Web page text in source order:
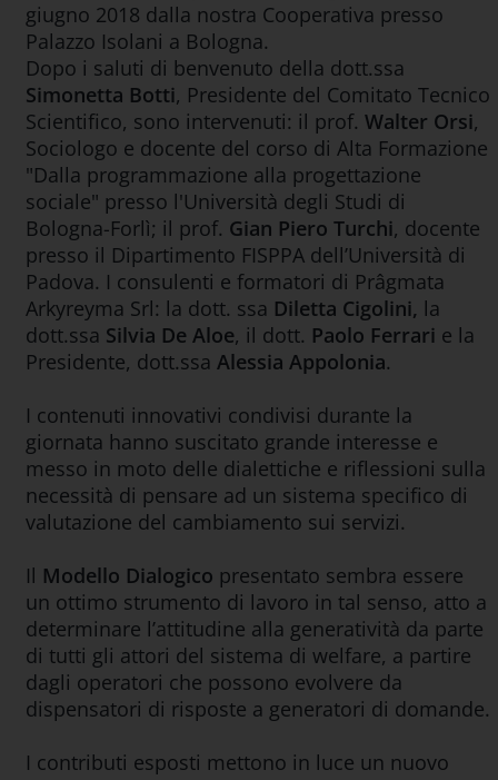
giugno 2018 dalla nostra Cooperativa presso
Palazzo Isolani a Bologna.
Dopo i saluti di benvenuto della dott.ssa
Simonetta Botti, Presidente del Comitato Tecnico
Scientifico, sono intervenuti: il prof.Walter Orsi,
Sociologo e docente del corso di Alta Formazione
"Dalla programmazione alla progettazione
sociale" presso l'Università degli Studi di
Bologna-Forlì; il prof. Gian Piero Turchi, docente
presso il Dipartimento FISPPA dell’Università di
Padova. I consulenti e formatori di Prâgmata
Arkyreyma Srl: la dott. ssa Diletta Cigolini, la
dott.ssa Silvia De Aloe, il dott. Paolo Ferrari e la
Presidente, dott.ssaAlessia Appolonia.
I contenuti innovativi condivisi durante la
giornata hanno suscitato grande interesse e
messo in moto delle dialettiche e riflessioni sulla
necessità di pensare ad un sistema specifico di
valutazione del cambiamento sui servizi.
Il Modello Dialogico presentato sembra essere
un ottimo strumento di lavoro in tal senso, atto a
determinare l’attitudine alla generatività da parte
di tutti gli attori del sistema di welfare, a partire
dagli operatori che possono evolvere da
dispensatori di risposte a generatori di domande.
I contributi esposti mettono in luce un nuovo